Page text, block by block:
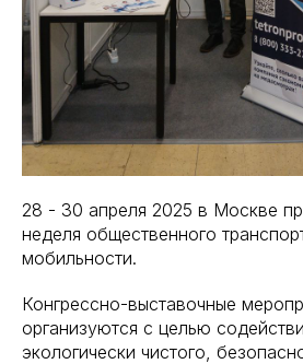
28 - 30 апреля 2025 в Москве
неделя общественного
мобильности.
Конгрессно-выставочные
организуются с целью
экологически чистого,